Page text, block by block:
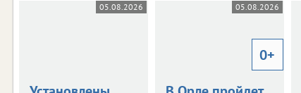
05.08.2026 05.08.2026
0+